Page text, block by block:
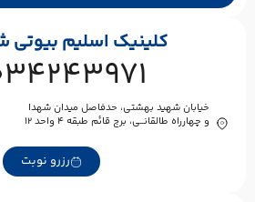
کلینیک اسلیم بیوتی
خیابان شهید بهشتی، حدفاصل میدان شهدا
و چهارراه طالقانــی، برج قائم طبقه ۴ واحد ۱۲
رزرو نوبت